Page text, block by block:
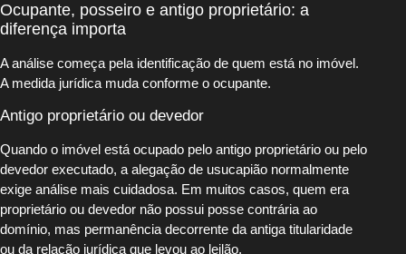
Ocupante, posseiro e antigo proprietário: a
diferença importa
A análise começa pela identificação de quem está no imóvel.
A medida jurídica muda conforme o ocupante.
Antigo proprietário ou devedor
Quando o imóvel está ocupado pelo antigo proprietário ou pelo
devedor executado, a alegação de usucapião normalmente
exige análise mais cuidadosa. Em muitos casos, quem era
proprietário ou devedor não possui posse contrária ao
domínio, mas permanência decorrente da antiga titularidade
ou da relação jurídica que levou ao leilão.